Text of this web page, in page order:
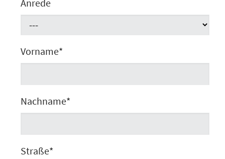
Anrede
Vorname*
Nachname*
Straße*